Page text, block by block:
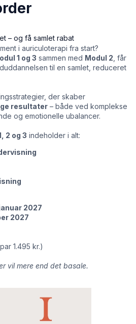
– og få samlet rabat
i auriculoterapi fra start?
1 og 3 sammen med Modul 2 , får
til en samlet, reduceret
der skaber
resultater – både ved komplekse
og emotionelle ubalancer.
2 og 3 indeholder i alt:
2027
2027
1.495 kr.)
vil mere end det basale.